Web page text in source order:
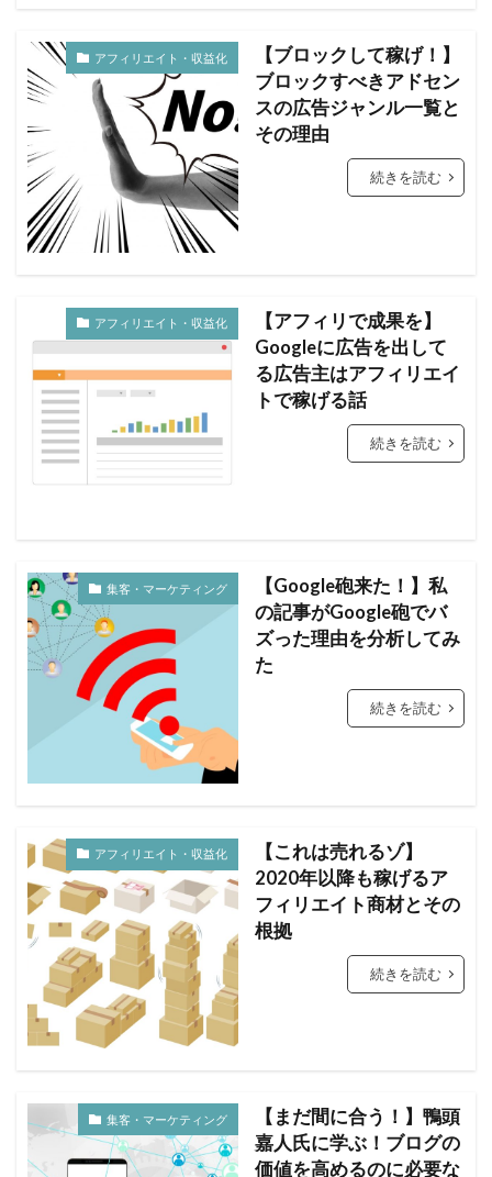
アフィリエイト・収益化
【ブロックして稼げ！】
ブロックすべきアドセン
スの広告ジャンル一覧と
その理由
続きを読む
アフィリエイト・収益化
【アフィリで成果を】
Googleに広告を出して
る広告主はアフィリエイ
トで稼げる話
続きを読む
集客・マーケティング
【Google砲来た！】私
の記事がGoogle砲でバ
ズった理由を分析してみ
た
続きを読む
アフィリエイト・収益化
【これは売れるゾ】
2020年以降も稼げるア
フィリエイト商材とその
根拠
続きを読む
集客・マーケティング
【まだ間に合う！】鴨頭
嘉人氏に学ぶ！ブログの
価値を高めるのに必要な